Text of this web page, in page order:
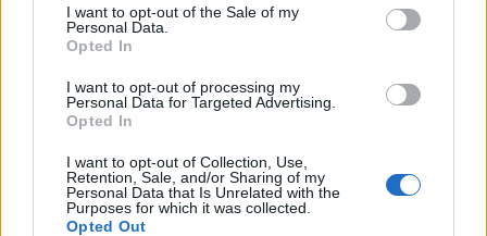
I want to opt-out of the Sale of my
Personal Data.
Opted In
I want to opt-out of processing my
Personal Data for Targeted Advertising.
Opted In
I want to opt-out of Collection, Use,
Retention, Sale, and/or Sharing of my
Personal Data that Is Unrelated with the
Purposes for which it was collected.
Opted Out
Ειδήσεις 5-8-2026